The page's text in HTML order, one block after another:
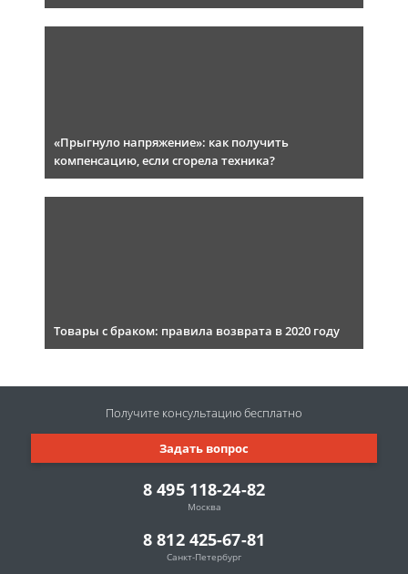
«Прыгнуло напряжение»: как получить
компенсацию, если сгорела техника?
Товары с браком: правила возврата в 2020 году
8 495 118-24-82
Москва
8 812 425-67-81
Санкт-Петербург
Задать вопрос
Получите консультациюбесплатно